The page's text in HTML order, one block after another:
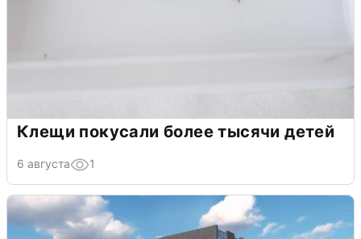
Клещи покусали более тысячи детей
6 августа 1